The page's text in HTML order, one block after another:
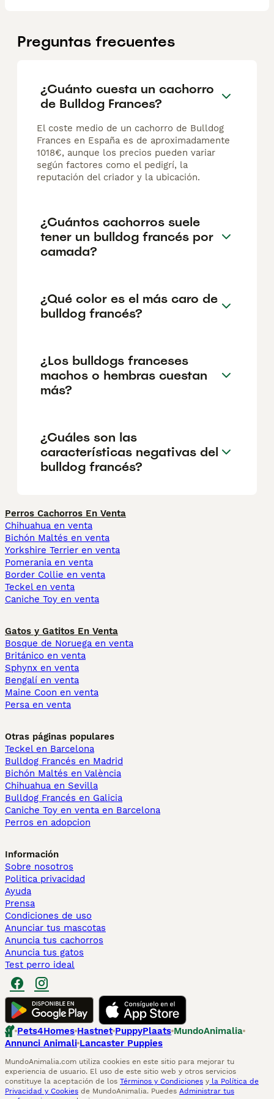
Preguntas frecuentes
¿Cuánto cuesta un cachorro
de Bulldog Frances?
El coste medio de un cachorro de Bulldog
Frances en España es de aproximadamente
1018€, aunque los precios pueden variar
según factores como el pedigrí, la
reputación del criador y la ubicación.
¿Cuántos cachorros suele
tener un bulldog francés por
camada?
¿Qué color es el más caro de
bulldog francés?
¿Los bulldogs franceses
machos o hembras cuestan
más?
¿Cuáles son las
características negativas del
bulldog francés?
Perros Cachorros En Venta
Chihuahua en venta
Bichón Maltés en venta
Yorkshire Terrier en venta
Pomerania en venta
Border Collie en venta
Teckel en venta
Caniche Toy en venta
Gatos y Gatitos En Venta
Bosque de Noruega en venta
Británico en venta
Sphynx en venta
Bengalí en venta
Maine Coon en venta
Persa en venta
Otras páginas populares
Teckel en Barcelona
Bulldog Francés en Madrid
Bichón Maltés en València
Chihuahua en Sevilla
Bulldog Francés en Galicia
Caniche Toy en venta en Barcelona
Perros en adopcion
Información
Sobre nosotros
Politica privacidad
Ayuda
Prensa
Condiciones de uso
Anunciar tus mascotas
Anuncia tus cachorros
Anuncia tus gatos
Test perro ideal
Pets4Homes Hastnet PuppyPlaats MundoAnimalia
Annunci Animali Lancaster Puppies
MundoAnimalia.com utiliza cookies en este sitio para mejorar tu
experiencia de usuario. El uso de este sitio web y otros servicios
constituye la aceptación de los Términos y Condiciones y la Política de
Privacidad y Cookies de MundoAnimalia. Puedes Administrar tus